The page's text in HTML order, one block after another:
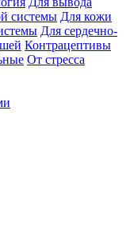
системы Для кожи
Для сердечно-
Контрацептивы
От стресса